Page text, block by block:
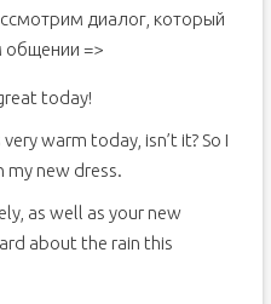
диалог, который
=>
today!
very warm today, isn’t it? So I
my new dress.
as well as your new
about the rain this